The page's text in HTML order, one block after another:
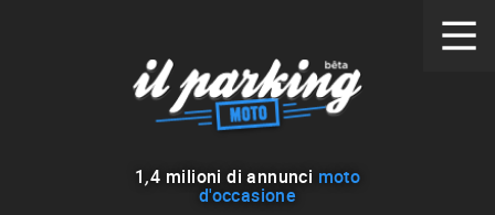
1,4 milioni di annunci moto
d'occasione